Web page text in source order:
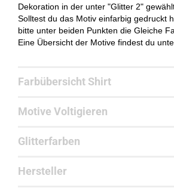
Dekoration in der unter "Glitter 2"
Solltest du das Motiv einfarbig gedruckt
bitte unter beiden Punkten die Gleiche
Eine Übersicht der Motive findest du
Farbübersicht Shirt
Motive Voltigieren
Glitterfarben
Hersteller